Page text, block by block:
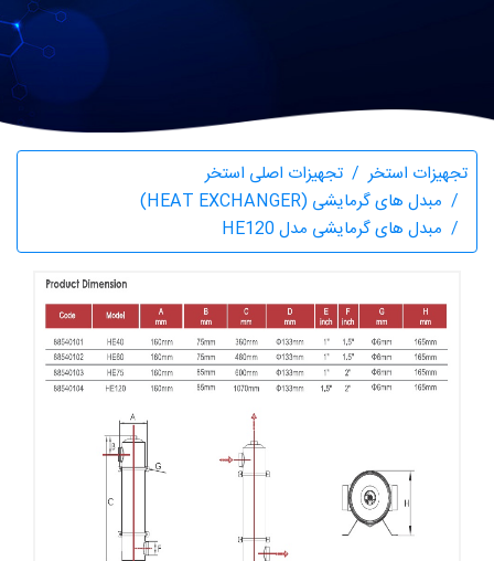
تجهیزات استخر
تجهیزات اصلی استخر
مبدل های گرمایشی (HEAT EXCHANGER)
مبدل های گرمایشی مدل HE120